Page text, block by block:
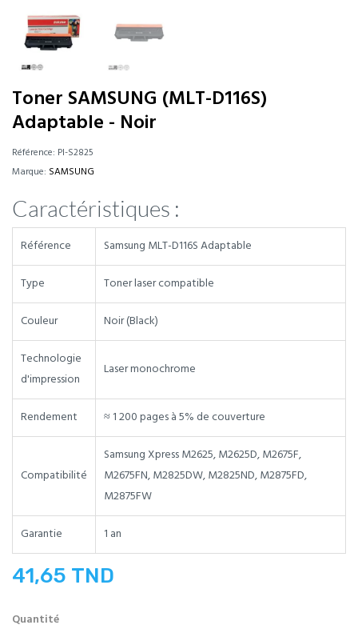
Toner SAMSUNG (MLT-D116S)
Adaptable - Noir
Référence: PI-S2825
Marque: SAMSUNG
Caractéristiques :
Référence Samsung MLT-D116S Adaptable
Type Toner laser compatible
Couleur Noir (Black)
Technologie
d'impression
Laser monochrome
Rendement ≈ 1 200 pages à 5% de couverture
Compatibilité
Samsung Xpress M2625, M2625D, M2675F,
M2675FN, M2825DW, M2825ND, M2875FD,
M2875FW
Garantie 1 an
41,65 TND
Quantité